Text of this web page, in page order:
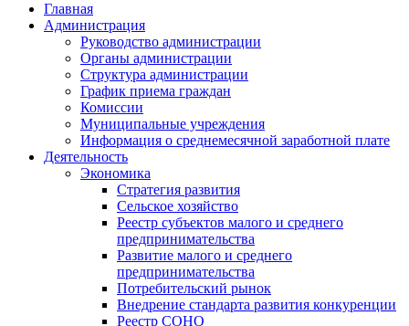
Главная
Администрация
Руководство администрации
Органы администрации
Структура администрации
График приема граждан
Комиссии
Муниципальные учреждения
Информация о среднемесячной заработной плате
Деятельность
Экономика
Стратегия развития
Сельское хозяйство
Реестр субъектов малого и среднего
предпринимательства
Развитие малого и среднего
предпринимательства
Потребительский рынок
Внедрение стандарта развития конкуренции
Реестр СОНО